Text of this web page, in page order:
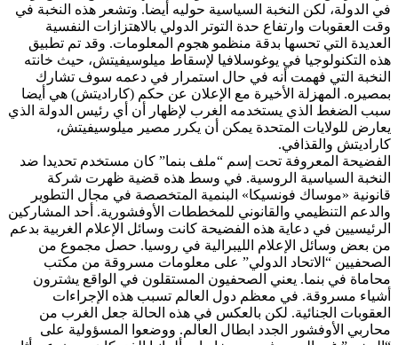
في الدولة، لكن النخبة السياسية حوليه أيضا. وتشعر هذه النخبة في
وقت العقوبات وارتفاع حدة التوتر الدولي بالاهتزازات النفسية
العديدة التي تحسها بدقة منظمو هجوم المعلومات. وقد تم تطبيق
هذه التكنولوجيا في يوغوسلافيا لإسقاط ميلوسيفيتش، حيث خانته
النخبة التي فهمت أنه في حال استمرار في دعمه سوف تشارك
بمصيره. المهزلة الأخيرة مع الإعلان عن حكم (كاراديتش) هي أيضا
سبب الضغط الذي يستخدمه الغرب لإظهار أن أي رئيس الدولة الذي
يعارض للولايات المتحدة يمكن أن يكرر مصير ميلوسيفيتش،
كاراديتش والقذافي.
الفضيحة المعروفة تحت إسم “ملف بنما” كان مستخدم تحديدا ضد
النخبة السياسية الروسية. في وسط هذه قضية ظهرت شركة
قانونية «موساك فونسيكا» البنمية المتخصصة في مجال التطوير
والدعم التنظيمي والقانوني للمخططات الأوفشورية. أحد المشاركين
الرئيسيين في دعاية هذه الفضيحة كانت وسائل الإعلام الغربية بدعم
من بعض وسائل الإعلام الليبرالية في روسيا. حصل مجموع من
الصحفيين “الاتحاد الدولي” على معلومات مسروقة من مكتب
محاماة في بنما. يعني الصحفيون المستقلون في الواقع يشترون
أشياء مسروقة. في معظم دول العالم تسبب هذه الإجراءات
العقوبات الجنائية. لكن بالعكس في هذه الحالة جعل الغرب من
محاربي الأوفشور الجدد ابطال العالم. ووضعوا المسؤولية على